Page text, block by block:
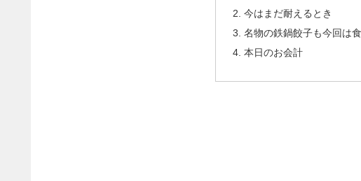
今はまだ耐えるとき
名物の鉄鍋餃子も今回は
本日のお会計